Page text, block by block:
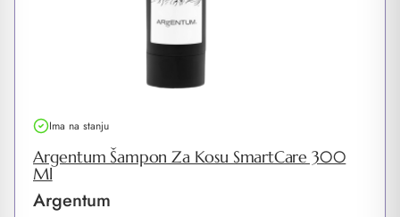
Ima na stanju
Argentum Šampon Za Kosu SmartCare 300
Ml
Argentum